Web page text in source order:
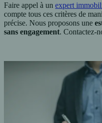
Faire appel à un expert
compte tous ces critères de
précise. Nous proposons une
sans engagement. Contactez-